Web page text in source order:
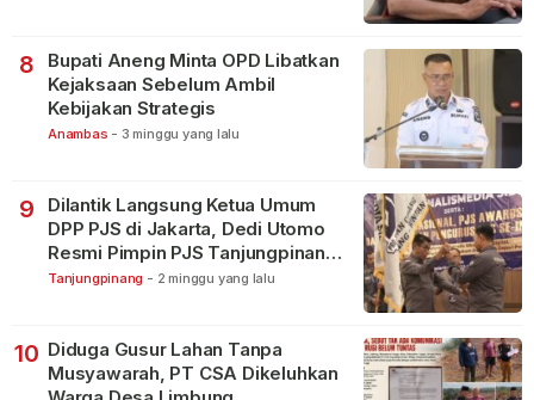
8
Bupati Aneng Minta OPD Libatkan
Kejaksaan Sebelum Ambil
Kebijakan Strategis
Anambas - 3 minggu yang lalu
9
Dilantik Langsung Ketua Umum
DPP PJS di Jakarta, Dedi Utomo
Resmi Pimpin PJS Tanjungpinang-
Bintan
Tanjungpinang - 2 minggu yang lalu
10 Diduga Gusur Lahan Tanpa
Musyawarah, PT CSA Dikeluhkan